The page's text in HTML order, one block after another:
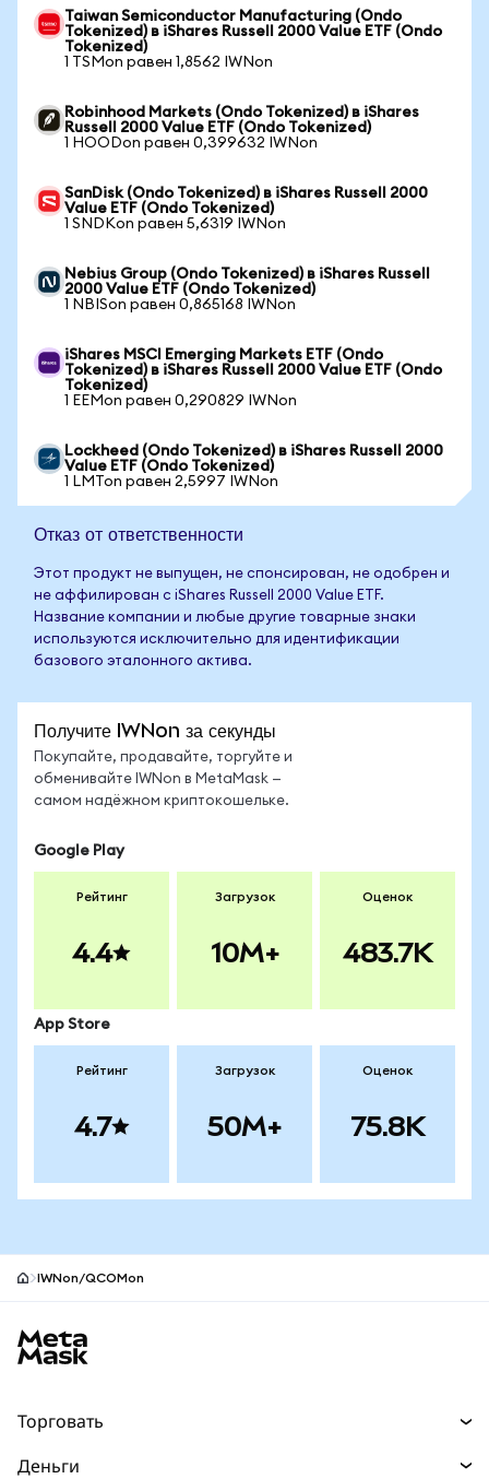
Taiwan Semiconductor Manufacturing (Ondo
Tokenized) в iShares Russell 2000 Value ETF (Ondo
Tokenized)
1 TSMon равен 1,8562 IWNon
Robinhood Markets (Ondo Tokenized) в iShares
Russell 2000 Value ETF (Ondo Tokenized)
1 HOODon равен 0,399632 IWNon
SanDisk (Ondo Tokenized) в iShares Russell 2000
Value ETF (Ondo Tokenized)
1 SNDKon равен 5,6319 IWNon
Nebius Group (Ondo Tokenized) в iShares Russell
2000 Value ETF (Ondo Tokenized)
1 NBISon равен 0,865168 IWNon
iShares MSCI Emerging Markets ETF (Ondo
Tokenized) в iShares Russell 2000 Value ETF (Ondo
Tokenized)
1 EEMon равен 0,290829 IWNon
Lockheed (Ondo Tokenized) в iShares Russell 2000
Value ETF (Ondo Tokenized)
1 LMTon равен 2,5997 IWNon
Отказ от ответственности
Этот продукт не выпущен, не спонсирован, не одобрен и
не аффилирован с iShares Russell 2000 Value ETF.
Название компании и любые другие товарные знаки
используются исключительно для идентификации
базового эталонного актива.
Получите IWNon за секунды
Покупайте, продавайте, торгуйте и
обменивайте IWNon в MetaMask —
самом надёжном криптокошельке.
Google Play
Рейтинг
4.4
Загрузок
10M+
Оценок
483.7K
App Store
Рейтинг
4.7
Загрузок
50M+
Оценок
75.8K
IWNon/QCOMon
Торговать
Деньги